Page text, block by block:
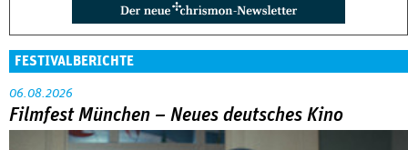
FESTIVALBERICHTE
06.08.2026
Filmfest München – Neues deutsches Kino